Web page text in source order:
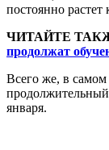
постоянно растет
ЧИТАЙТЕ
продолжат
Всего же, в самом
января.